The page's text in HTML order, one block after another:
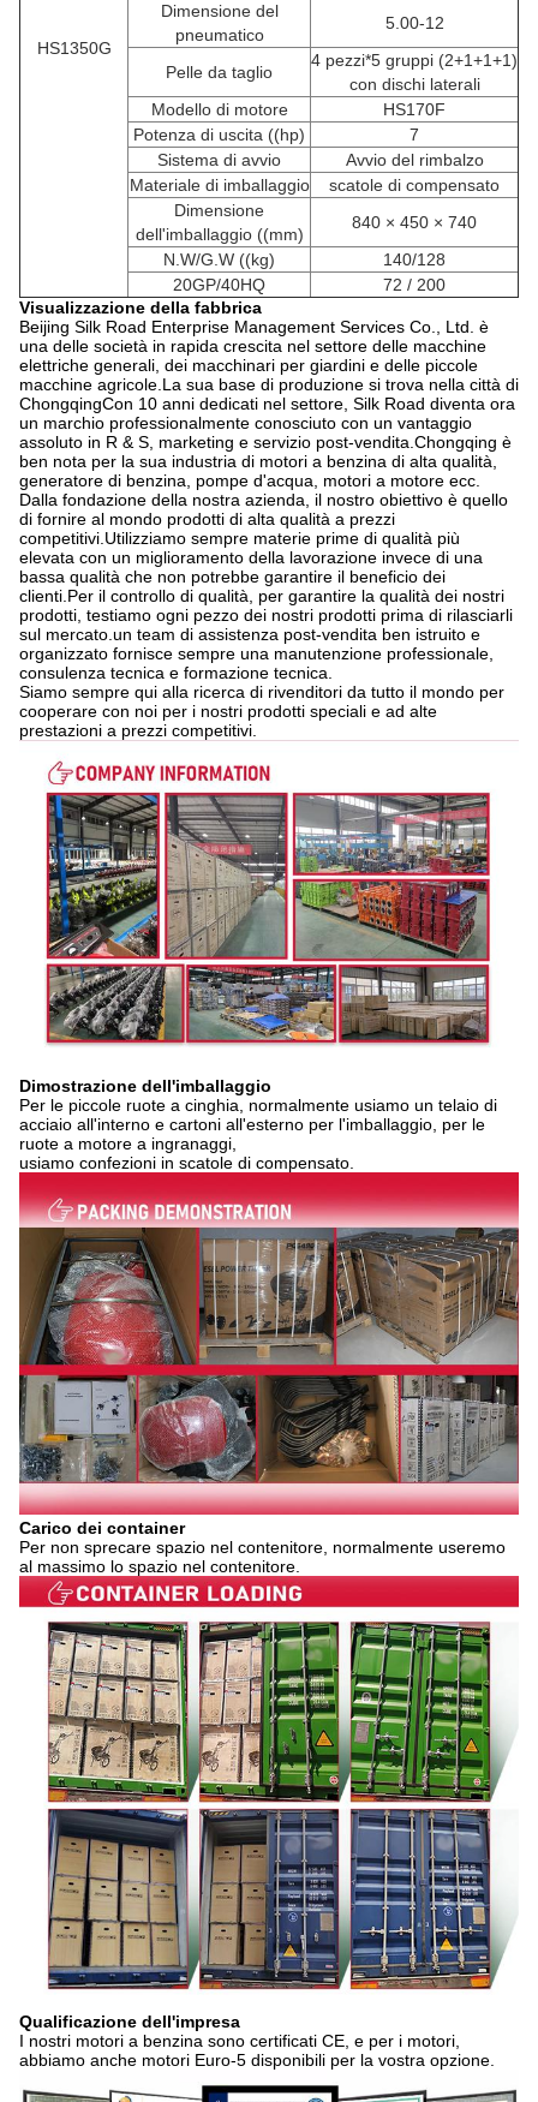
HS1350G
Dimensione del
pneumatico
5.00-12
Pelle da taglio
4 pezzi*5 gruppi (2+1+1+1)
con dischi laterali
Modello di motore
HS170F
Potenza di uscita ((hp)
7
Sistema di avvio
Avvio del rimbalzo
Materiale di imballaggio
scatole di compensato
Dimensione
dell'imballaggio ((mm)
840 × 450 × 740
N.W/G.W ((kg)
140/128
20GP/40HQ
72 / 200
Visualizzazione della fabbrica
Beijing Silk Road Enterprise Management Services Co., Ltd. è
una delle società in rapida crescita nel settore delle macchine
elettriche generali, dei macchinari per giardini e delle piccole
macchine agricole.La sua base di produzione si trova nella città di
ChongqingCon 10 anni dedicati nel settore, Silk Road diventa ora
un marchio professionalmente conosciuto con un vantaggio
assoluto in R & S, marketing e servizio post-vendita.Chongqing è
ben nota per la sua industria di motori a benzina di alta qualità,
generatore di benzina, pompe d'acqua, motori a motore ecc.
Dalla fondazione della nostra azienda, il nostro obiettivo è quello
di fornire al mondo prodotti di alta qualità a prezzi
competitivi.Utilizziamo sempre materie prime di qualità più
elevata con un miglioramento della lavorazione invece di una
bassa qualità che non potrebbe garantire il beneficio dei
clienti.Per il controllo di qualità, per garantire la qualità dei nostri
prodotti, testiamo ogni pezzo dei nostri prodotti prima di rilasciarli
sul mercato.un team di assistenza post-vendita ben istruito e
organizzato fornisce sempre una manutenzione professionale,
consulenza tecnica e formazione tecnica.
Siamo sempre qui alla ricerca di rivenditori da tutto il mondo per
cooperare con noi per i nostri prodotti speciali e ad alte
prestazioni a prezzi competitivi.
Dimostrazione dell'imballaggio
Per le piccole ruote a cinghia, normalmente usiamo un telaio di
acciaio all'interno e cartoni all'esterno per l'imballaggio, per le
ruote a motore a ingranaggi,
usiamo confezioni in scatole di compensato.
Carico dei container
Per non sprecare spazio nel contenitore, normalmente useremo
al massimo lo spazio nel contenitore.
Qualificazione dell'impresa
I nostri motori a benzina sono certificati CE, e per i motori,
abbiamo anche motori Euro-5 disponibili per la vostra opzione.